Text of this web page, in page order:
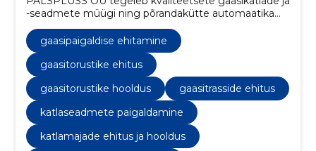
-seadmete müügi ning põrandakütte automaatika
pakkumisega, samuti teostab nad gaasiseadmete
paigaldus- ja remonttöid ning katlaruumide
teenindamist.
gaasipaigaldise ehitamine
gaasitorustike ehitus
gaasitorustike hooldus
gaasitrasside ehitus
katlaseadmete paigaldamine
katlamajade ehitus ja hooldus